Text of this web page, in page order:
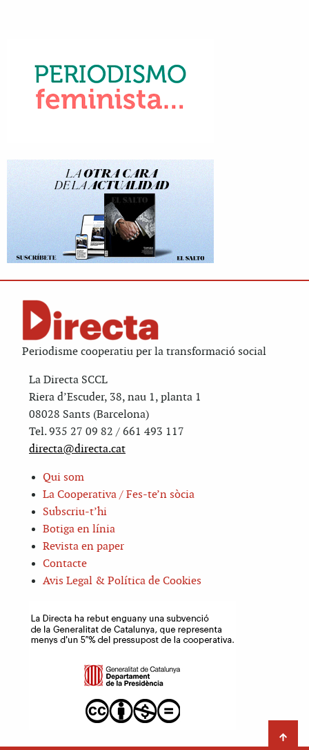
Periodisme cooperatiu per la transformació social
La Directa SCCL
Riera d’Escuder, 38, nau 1, planta 1
08028 Sants (Barcelona)
Tel. 935 27 09 82 / 661 493 117
directa@directa.cat
Qui som
La Cooperativa / Fes-te’n sòcia
Subscriu-t’hi
Botiga en línia
Revista en paper
Contacte
Avis Legal & Política de Cookies